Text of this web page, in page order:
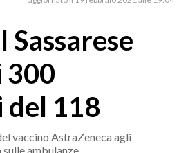
300
118
vaccino AstraZeneca agli
ambulanze